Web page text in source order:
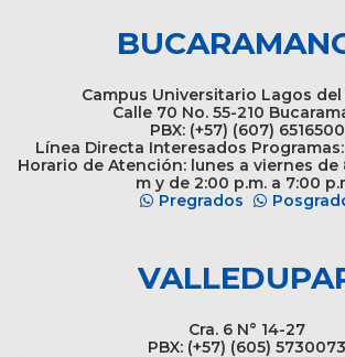
Campus Universitario Lagos
Calle 70 No. 55-210
PBX: (+57) (607) 6516500
Línea Directa Interesados Programas:
Horario de Atención: lunes a viernes de
m y de 2:00 p.m. a 7:00
Pregrados
Cra. 6 N° 14-27
PBX: (+57) (605) 5730073